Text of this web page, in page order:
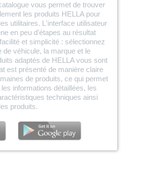
vous permet de trouver
les produits HELLA pour
utilitaires. L'interface utilisateur
en peu d’étapes au résultat
et simplicité : sélectionnez
de véhicule, la marque et le
adaptés de HELLA vous sont
est présenté de manière claire
de produits, ce qui permet
informations détaillées, les
techniques ainsi
produits.